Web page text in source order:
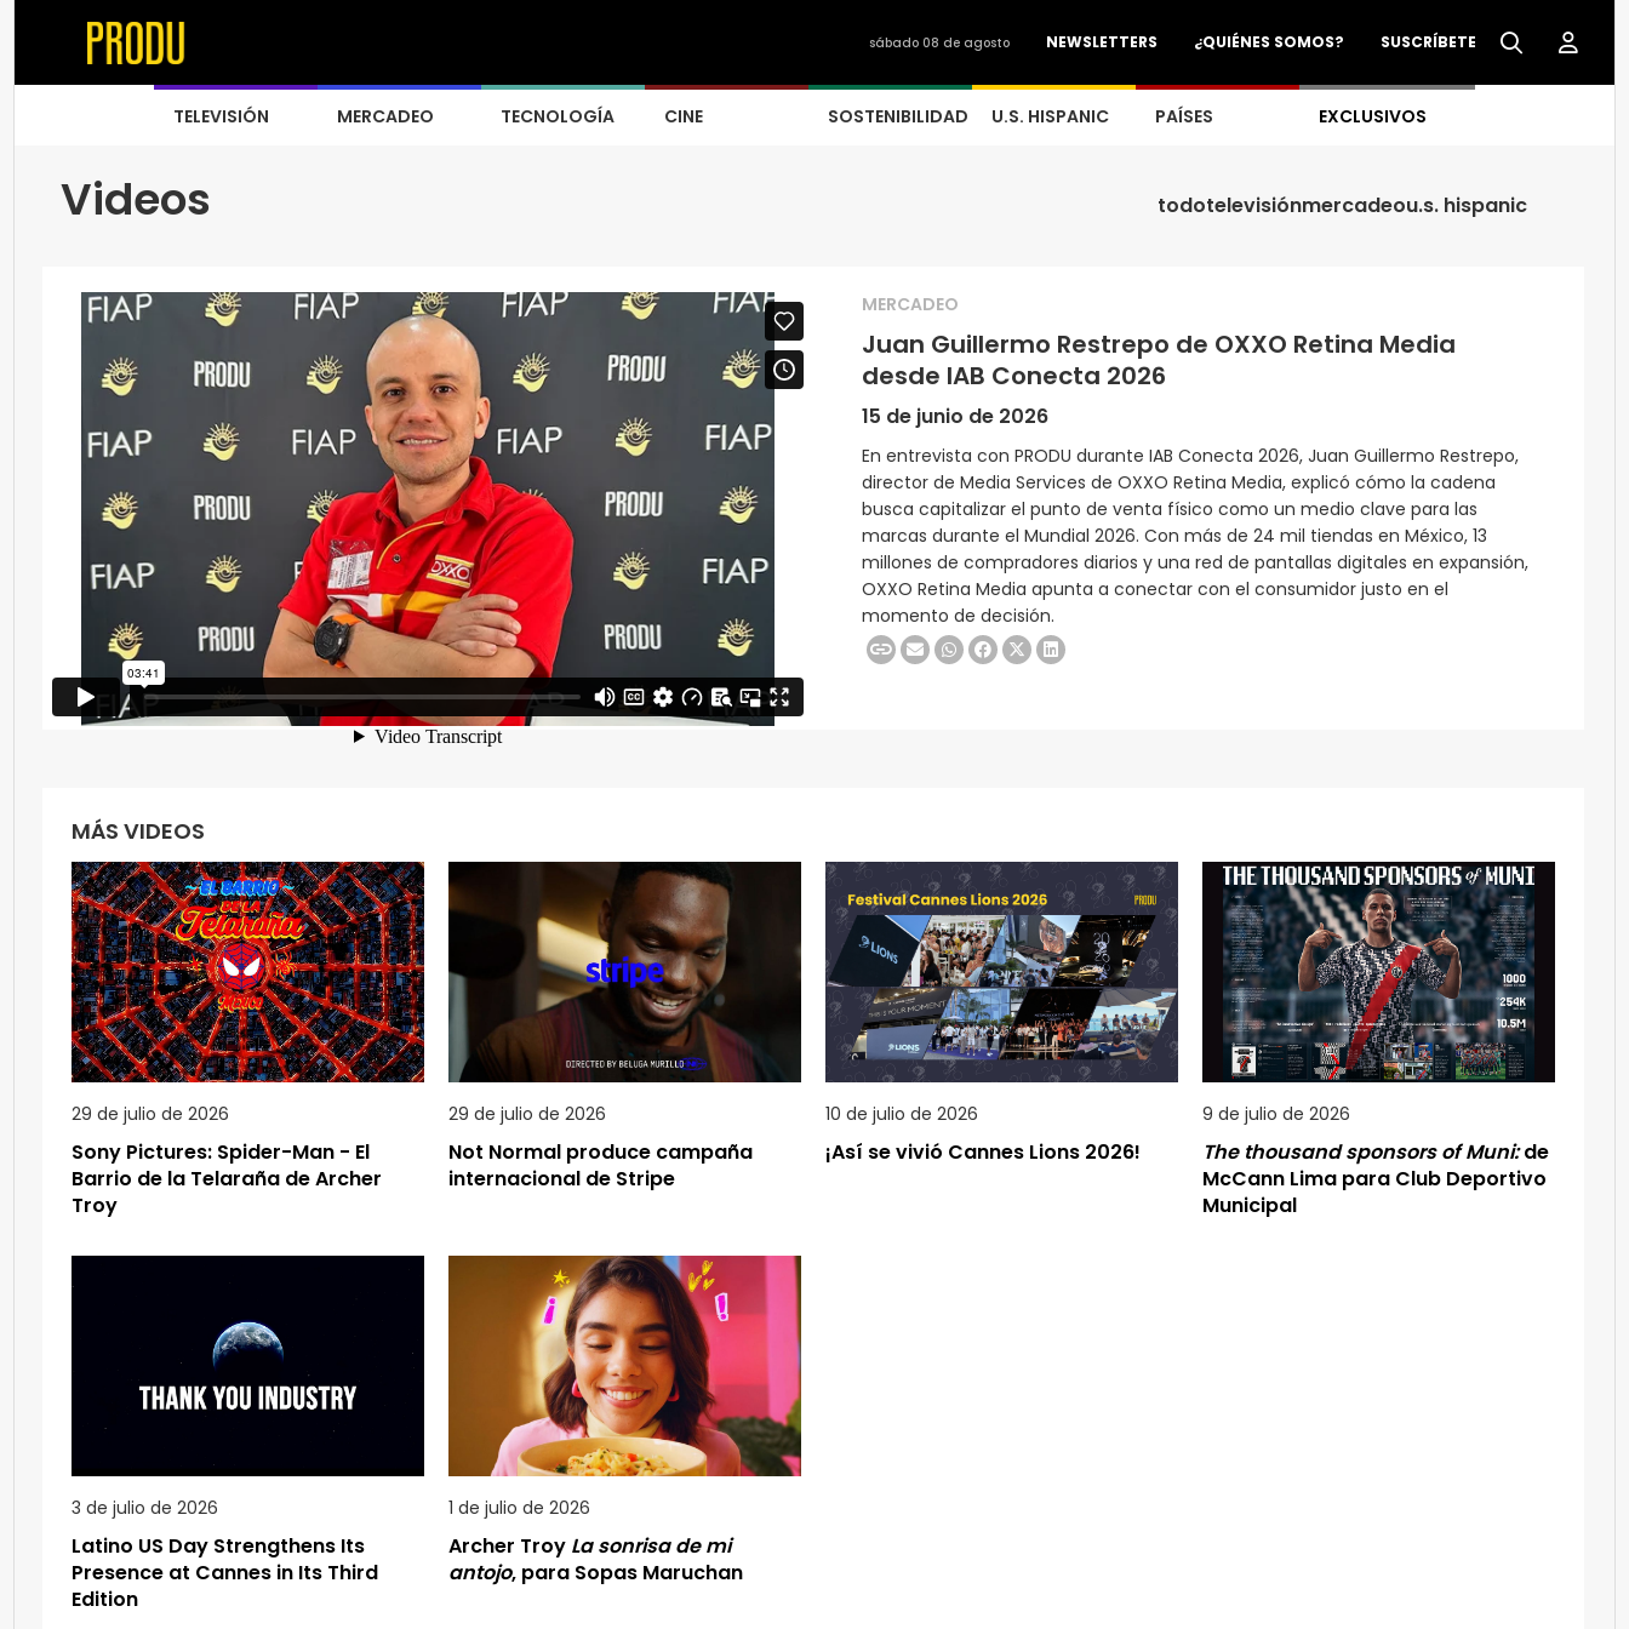
SUSCRÍBETE
¿QUIÉNES SOMOS?
NEWSLETTERS
sábado 08 de agosto
TELEVISIÓN MERCADEO TECNOLOGÍA CINE SOSTENIBILIDAD U.S. HISPANIC PAÍSES EXCLUSIVOS
Videos todotelevisiónmercadeou.s. hispanic
MERCADEO
Juan Guillermo Restrepo de OXXO Retina Media
desde IAB Conecta 2026
15 de junio de 2026
En entrevista con PRODU durante IAB Conecta 2026, Juan Guillermo Restrepo,
director de Media Services de OXXO Retina Media, explicó cómo la cadena
busca capitalizar el punto de venta físico como un medio clave para las
marcas durante el Mundial 2026. Con más de 24 mil tiendas en México, 13
millones de compradores diarios y una red de pantallas digitales en expansión,
OXXO Retina Media apunta a conectar con el consumidor justo en el
momento de decisión.
MÁS VIDEOS
29 de julio de 2026
Sony Pictures: Spider-Man - El
Barrio de la Telaraña de Archer
Troy
29 de julio de 2026
Not Normal produce campaña
internacional de Stripe
10 de julio de 2026
¡Así se vivió Cannes Lions 2026!
9 de julio de 2026
The thousand sponsors of Muni:de
McCann Lima para Club Deportivo
Municipal
3 de julio de 2026
Latino US Day Strengthens Its
Presence at Cannes in Its Third
Edition
1 de julio de 2026
Archer Troy La sonrisa de mi
antojo, para Sopas Maruchan